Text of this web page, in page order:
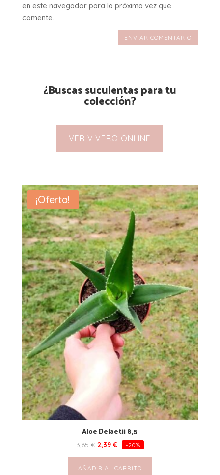
en este navegador para la próxima vez que
comente.
ENVIAR COMENTARIO
¿Buscas suculentas para tu
colección?
VER VIVERO ONLINE
¡Oferta!
Aloe Delaetii 8,5
3,65€ 2,39 € -20%
AÑADIR AL CARRITO